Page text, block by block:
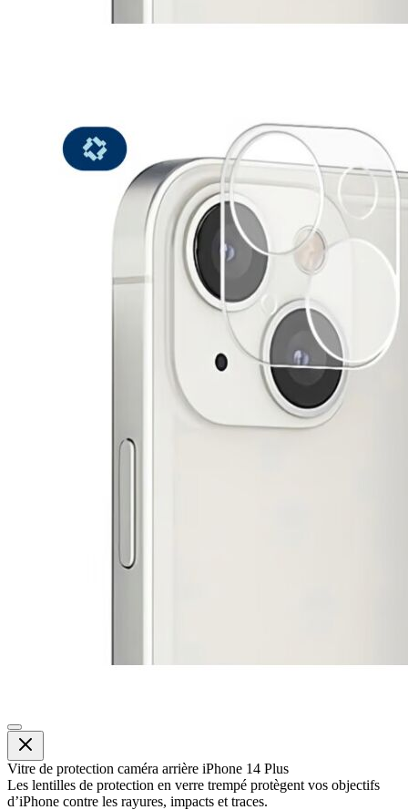
Vitre de protection caméra arrière iPhone 14 Plus
Les lentilles de protection en verre trempé protègent vos objectifs
d’iPhone contre les rayures, impacts et traces.